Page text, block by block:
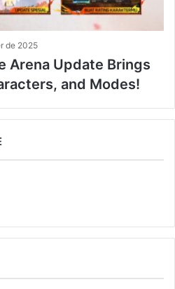
de 2025
Arena Update Brings
and Modes!